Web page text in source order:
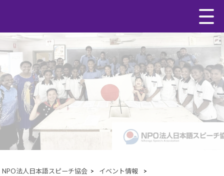
NPO法人日本語スピーチ協会 > イベント情報
>